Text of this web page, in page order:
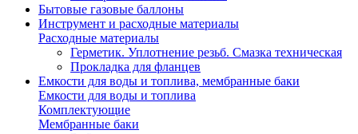
Бытовые газовые баллоны
Инструмент и расходные материалы
Расходные материалы
Герметик. Уплотнение резьб. Смазка техническая
Прокладка для фланцев
Емкости для воды и топлива, мембранные баки
Емкости для воды и топлива
Комплектующие
Мембранные баки